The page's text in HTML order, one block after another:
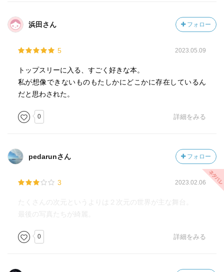
浜田さん フォロー
5 2023.05.09
トップスリーに入る、すごく好きな本。
私が想像できないものもたしかにどこかに存在しているん
だと思わされた。
0 詳細をみる
pedarunさん フォロー
3 2023.02.06
たくさんの次元というよりは２次元の世界が主な舞台。
最後の写真たちが綺麗。
0 詳細をみる